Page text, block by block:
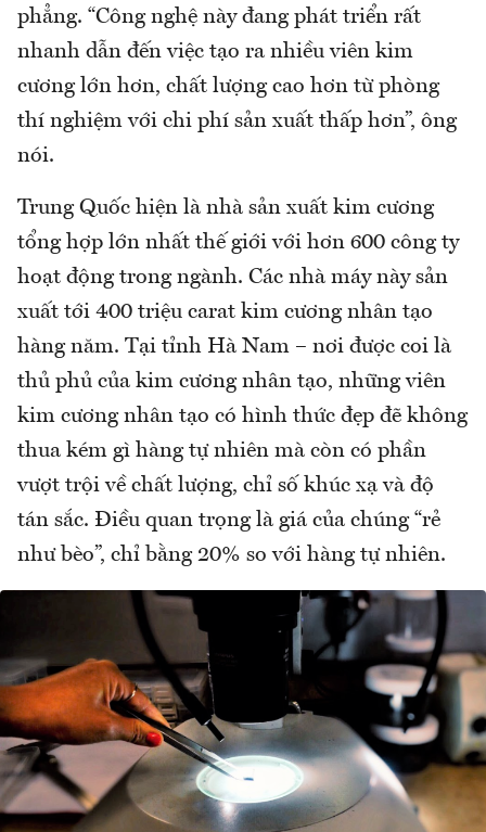
phẳng. “Công nghệ này đang phát triển rất
nhanh dẫn đến việc tạo ra nhiều viên kim
cương lớn hơn, chất lượng cao hơn từ phòng
thí nghiệm với chi phí sản xuất thấp hơn”, ông
nói.
Trung Quốc hiện là nhà sản xuất kim cương
tổng hợp lớn nhất thế giới với hơn 600 công ty
hoạt động trong ngành. Các nhà máy này sản
xuất tới 400 triệu carat kim cương nhân tạo
hàng năm. Tại tỉnh Hà Nam – nơi được coi là
thủ phủ của kim cương nhân tạo, những viên
kim cương nhân tạo có hình thức đẹp đẽ không
thua kém gì hàng tự nhiên mà còn có phần
vượt trội về chất lượng, chỉ số khúc xạ và độ
tán sắc. Điều quan trọng là giá của chúng “rẻ
như bèo”, chỉ bằng 20% so với hàng tự nhiên.